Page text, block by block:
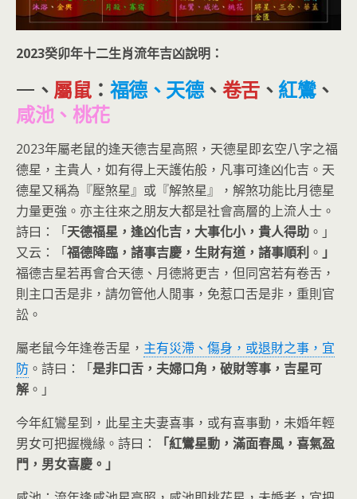
2023癸卯年十二生肖流年吉凶說明：
一 、屬鼠： 福德、天德、卷舌、紅鸞、
咸池、桃花
2023年屬老鼠的逢天德吉星高照，天德星即玄空八字之福
德星，主貴人，如有得上天護佑般，凡事可逢凶化吉。天
德星又稱為『壓煞星』或『解煞星』，解煞功能比月德星
力量更強。亦主往來之朋友大都是社會高層的上流人士。
詩曰：「天德福星，逢凶化吉，大事化小，貴人得助 。」
又云：「福德降臨，諸事吉慶，生財有道，諸事順利 。 」
福德吉星若再會合天德、月德將更吉，但同宮若有卷舌，
則主口舌是非，請勿管他人閒事，免惹口舌是非，重則官
訟。
屬老鼠今年逢卷舌星， 主有災滯、傷身，或退財之事，宜
防 。詩曰：「是非口舌，夫婦口角，破財等事，吉星可
解 。」
今年紅鸞星到，此星主夫妻喜事，或有喜事動，未婚年輕
男女可把握機緣。詩曰：
「紅鸞星動，滿面春風，喜氣盈
門，男女喜慶。」